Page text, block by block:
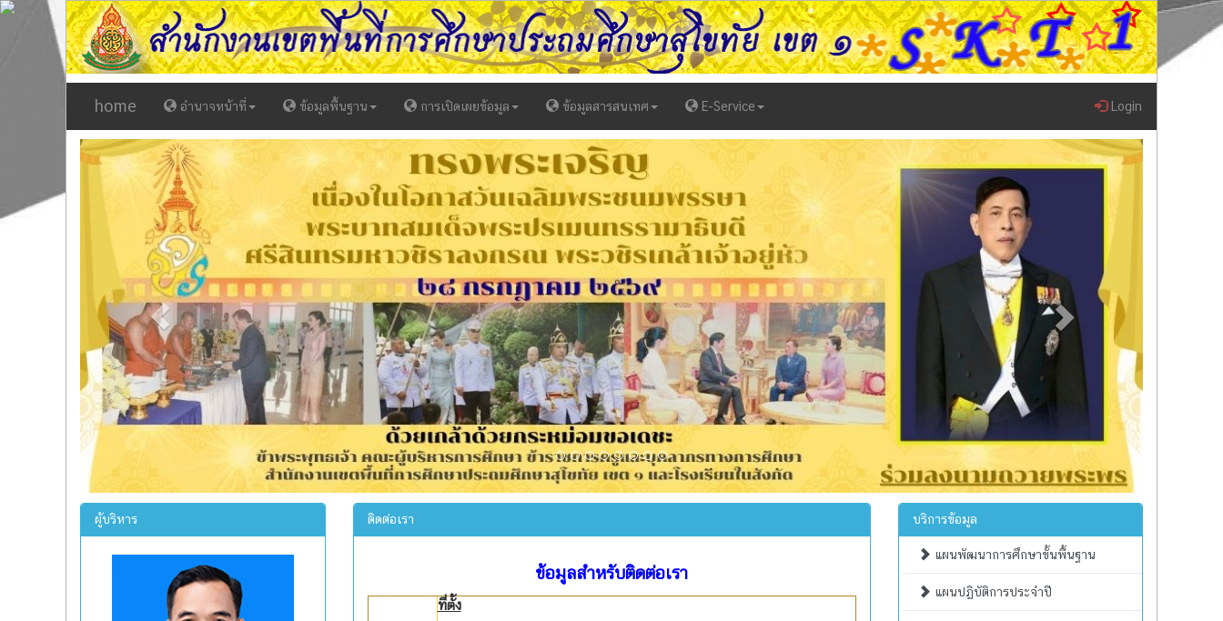
home อำนาจหน้าที่ ข้อมูลพื้นฐาน การเปิดเผยข้อมูล ข้อมูลสารสนเทศ E-Service Login
Previous Next
ผู้บริหาร ติดต่อเรา
ข้อมูลสำหรับติดต่อเรา
ที่ตั้ง
บริการข้อมูล
แผนพัฒนาการศึกษาขั้นพื้นฐาน
แผนปฏิบัติการประจำปี